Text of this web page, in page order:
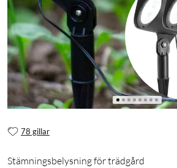
78 gillar
Stämningsbelysning för trädgård